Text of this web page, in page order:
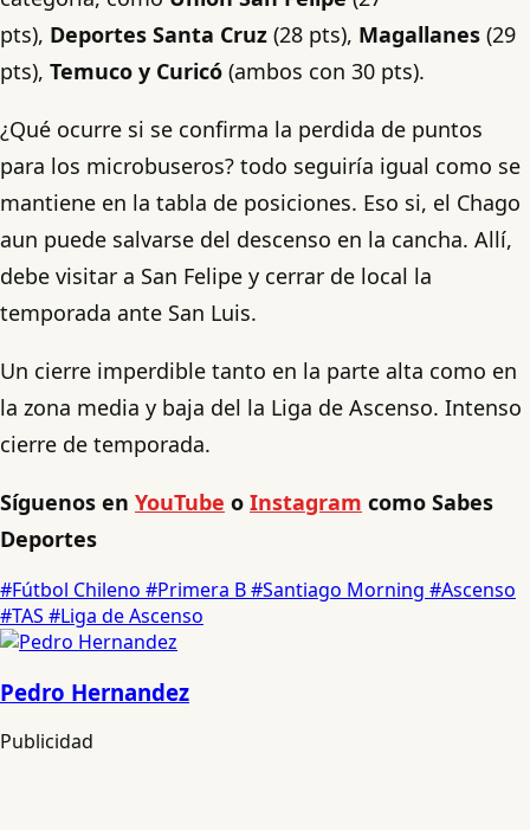
pts), Deportes Santa Cruz (28 pts), Magallanes (29
pts), Temuco y Curicó (ambos con 30 pts).
¿Qué ocurre si se confirma la perdida de puntos
para los microbuseros? todo seguiría igual como se
mantiene en la tabla de posiciones. Eso si, el Chago
aun puede salvarse del descenso en la cancha. Allí,
debe visitar a San Felipe y cerrar de local la
temporada ante San Luis.
Un cierre imperdible tanto en la parte alta como en
la zona media y baja del la Liga de Ascenso. Intenso
cierre de temporada.
Síguenos en YouTube o Instagram como Sabes
Deportes
#Fútbol Chileno #Primera B#Santiago Morning #Ascenso
#TAS #Liga de Ascenso
Pedro Hernandez
Publicidad